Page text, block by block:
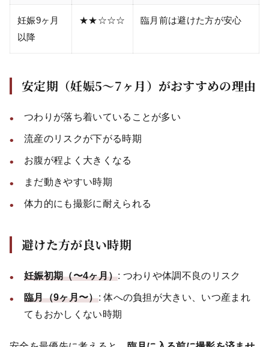
妊娠9ヶ月
以降
★★☆☆☆ 臨月前は避けた方が安心
安定期（妊娠5〜7ヶ月）がおすすめの理由
つわりが落ち着いていることが多い
流産のリスクが下がる時期
お腹が程よく大きくなる
まだ動きやすい時期
体力的にも撮影に耐えられる
避けた方が良い時期
妊娠初期（〜4ヶ月）: つわりや体調不良のリスク
臨月（9ヶ月〜）: 体への負担が大きい、いつ産まれ
てもおかしくない時期